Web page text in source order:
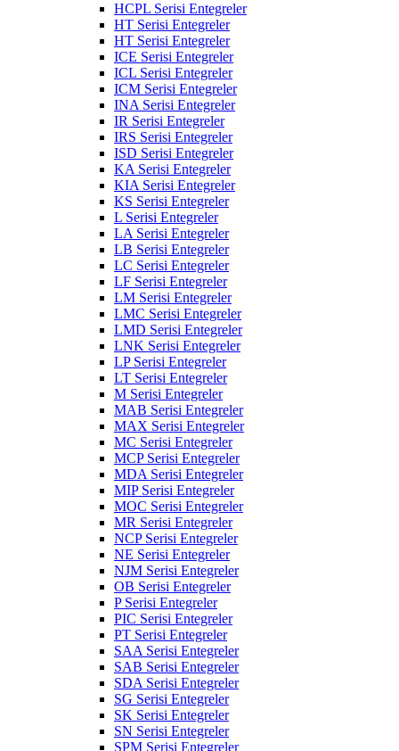
HCPL Serisi Entegreler
HT Serisi Entegreler
HT Serisi Entegreler
ICE Serisi Entegreler
ICL Serisi Entegreler
ICM Serisi Entegreler
INA Serisi Entegreler
IR Serisi Entegreler
IRS Serisi Entegreler
ISD Serisi Entegreler
KA Serisi Entegreler
KIA Serisi Entegreler
KS Serisi Entegreler
L Serisi Entegreler
LA Serisi Entegreler
LB Serisi Entegreler
LC Serisi Entegreler
LF Serisi Entegreler
LM Serisi Entegreler
LMC Serisi Entegreler
LMD Serisi Entegreler
LNK Serisi Entegreler
LP Serisi Entegreler
LT Serisi Entegreler
M Serisi Entegreler
MAB Serisi Entegreler
MAX Serisi Entegreler
MC Serisi Entegreler
MCP Serisi Entegreler
MDA Serisi Entegreler
MIP Serisi Entegreler
MOC Serisi Entegreler
MR Serisi Entegreler
NCP Serisi Entegreler
NE Serisi Entegreler
NJM Serisi Entegreler
OB Serisi Entegreler
P Serisi Entegreler
PIC Serisi Entegreler
PT Serisi Entegreler
SAA Serisi Entegreler
SAB Serisi Entegreler
SDA Serisi Entegreler
SG Serisi Entegreler
SK Serisi Entegreler
SN Serisi Entegreler
SPM Serisi Entegreler